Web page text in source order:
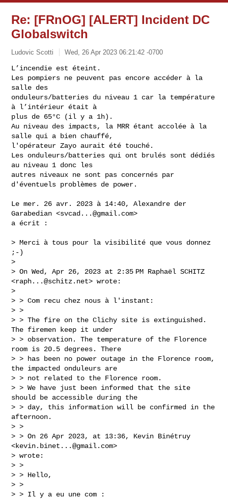
Re: [FRnOG] [ALERT] Incident DC
Globalswitch
Ludovic Scotti Wed, 26 Apr 2023 06:21:42 -0700
L’incendie est éteint.
Les pompiers ne peuvent pas encore accéder à la
salle des
onduleurs/batteries du niveau 1 car la température
à l’intérieur était à
plus de 65°C (il y a 1h).
Au niveau des impacts, la MRR étant accolée à la
salle qui a bien chauffé,
l'opérateur Zayo aurait été touché.
Les onduleurs/batteries qui ont brulés sont dédiés
au niveau 1 donc les
autres niveaux ne sont pas concernés par
d'éventuels problèmes de power.
Le mer. 26 avr. 2023 à 14:40, Alexandre der
Garabedian <svcad...@gmail.com>
a écrit :
> Merci à tous pour la visibilité que vous donnez
;-)
>
> On Wed, Apr 26, 2023 at 2:35 PM Raphaël SCHITZ
<raph...@schitz.net> wrote:
>
> > Com recu chez nous à l'instant:
> >
> > The fire on the Clichy site is extinguished.
The firemen keep it under
> > observation. The temperature of the Florence
room is 20.5 degrees. There
> > has been no power outage in the Florence room,
the impacted onduleurs are
> > not related to the Florence room.
> > We have just been informed that the site
should be accessible during the
> > day, this information will be confirmed in the
afternoon.
> >
> > On 26 Apr 2023, at 13:36, Kevin Binétruy
<kevin.binet...@gmail.com>
> wrote:
> >
> > ﻿Hello,
> >
> > Il y a eu une com :